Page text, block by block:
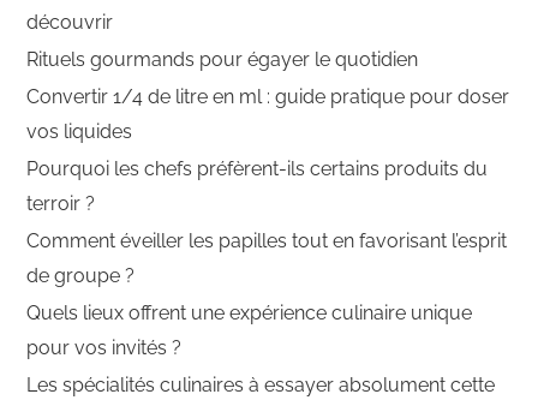
découvrir
Rituels gourmands pour égayer le quotidien
Convertir 1/4 de litre en ml : guide pratique pour doser
vos liquides
Pourquoi les chefs préfèrent-ils certains produits du
terroir ?
Comment éveiller les papilles tout en favorisant l’esprit
de groupe ?
Quels lieux offrent une expérience culinaire unique
pour vos invités ?
Les spécialités culinaires à essayer absolument cette